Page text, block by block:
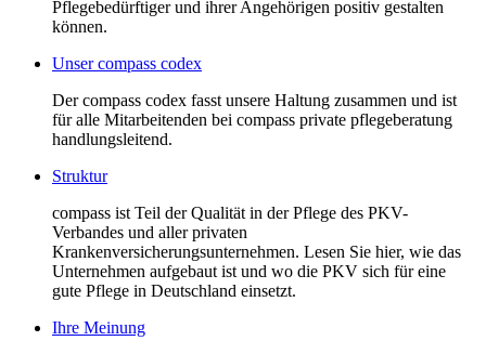
Pflegebedürftiger und ihrer Angehörigen positiv gestalten
können.
Unser compass codex
Der compass codex fasst unsere Haltung zusammen und ist
für alle Mitarbeitenden bei compass private pflegeberatung
handlungsleitend.
Struktur
compass ist Teil der Qualität in der Pflege des PKV-
Verbandes und aller privaten
Krankenversicherungsunternehmen. Lesen Sie hier, wie das
Unternehmen aufgebaut ist und wo die PKV sich für eine
gute Pflege in Deutschland einsetzt.
Ihre Meinung